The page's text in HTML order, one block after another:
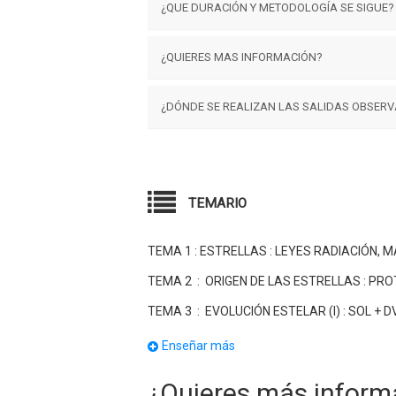
¿QUE DURACIÓN Y METODOLOGÍA SE SIGUE?
El curso tiene una extensión de 28 temas
horario de tarde y las clases teóricas se
¿QUIERES MAS INFORMACIÓN?
Rellena el formulario del margen
¿DÓNDE SE REALIZAN LAS SALIDAS
TEMARIO
TEMA 1 : ESTRELLAS : LEYES RADIACIÓN,
TEMA 2 : ORIGEN DE LAS ESTRELLAS :
TEMA 3 : EVOLUCIÓN ESTELAR (I) : SOL +
TEMA 4 : EVOLUCIÓN ESTELAR (II) :
Enseñar más